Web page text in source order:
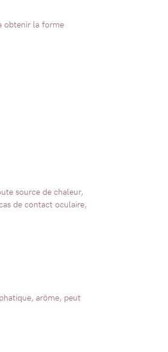
obtenir la forme
source de chaleur,
de contact oculaire,
arôme, peut